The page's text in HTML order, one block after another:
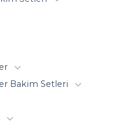
Bakim Setleri